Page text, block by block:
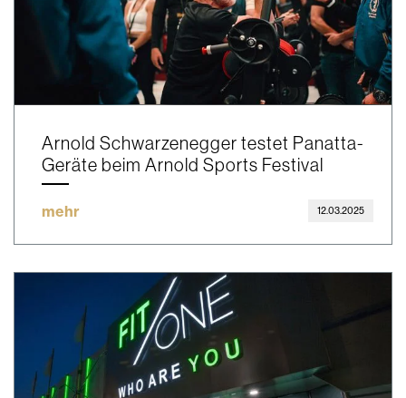
Arnold Schwarzenegger testet Panatta-
Geräte beim Arnold Sports Festival
mehr 12.03.2025